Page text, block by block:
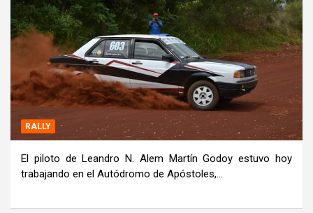
RALLY
El piloto de Leandro N. Alem Martín Godoy estuvo hoy
trabajando en el Autódromo de Apóstoles,…